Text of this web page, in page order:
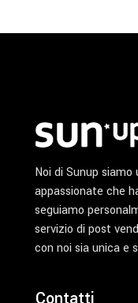
Noi di Sunup siamo
appassionate che
seguiamo
servizio di post
con noi sia unica e